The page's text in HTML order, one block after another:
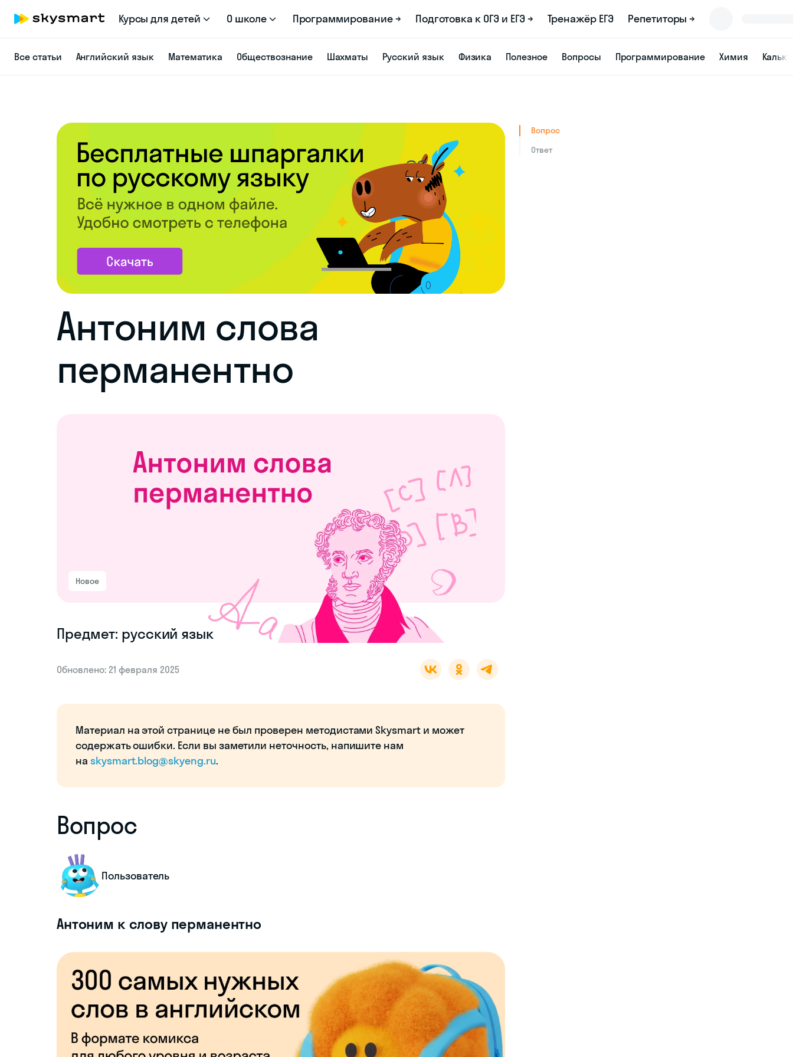
Курсы для детей О школе Программирование → Подготовка к ОГЭ и ЕГЭ → Тренажёр ЕГЭ Репетиторы →
Все статьи Английский язык Математика Обществознание Шахматы Русский язык Физика Полезное Вопросы Программирование Химия
Антоним слова
перманентно
Новое
Предмет: русский язык
Обновлено: 21 февраля 2025
Материал на этой странице не был проверен методистами Skysmart и может
содержать ошибки. Если вы заметили неточность, напишите нам
на skysmart.blog@skyeng.ru.
Вопрос
Пользователь
Антоним к слову перманентно
Вопрос
Ответ